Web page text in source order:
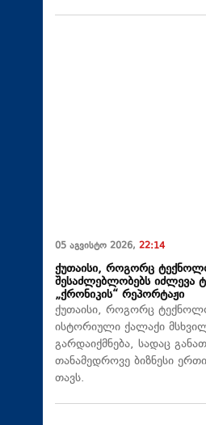
05 აგვისტო 2026, 22:14
ქუთაისი, როგორც
შესაძლებლობებს იძლევა
„ქრონიკის“ რეპორტაჟი
ქუთაისი, როგორც
ისტორიული ქალაქი
გარდაიქმნება, სადაც
თანამედროვე ბიზნესი
თავს.